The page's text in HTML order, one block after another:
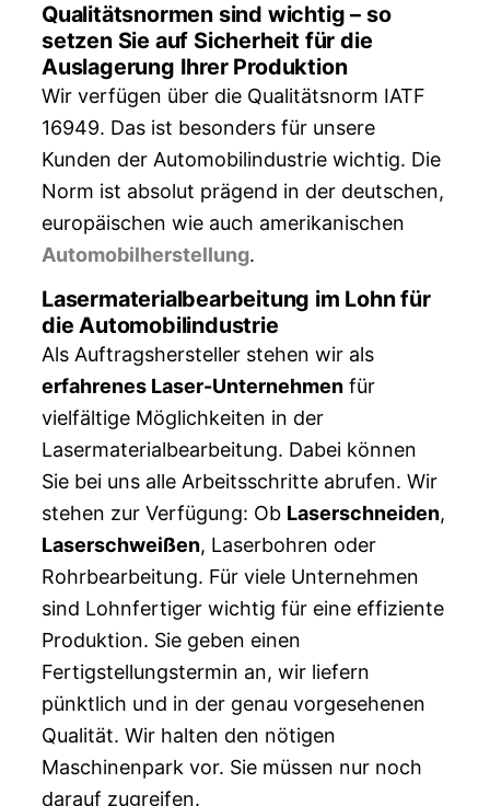
Qualitätsnormen sind wichtig – so
setzen Sie auf Sicherheit für die
Auslagerung Ihrer Produktion
Wir verfügen über die Qualitätsnorm IATF
16949. Das ist besonders für unsere
Kunden der Automobilindustrie wichtig. Die
Norm ist absolut prägend in der deutschen,
europäischen wie auch amerikanischen
Automobilherstellung.
Lasermaterialbearbeitung im Lohn für
die Automobilindustrie
Als Auftragshersteller stehen wir als
erfahrenes Laser-Unternehmen für
vielfältige Möglichkeiten in der
Lasermaterialbearbeitung. Dabei können
Sie bei uns alle Arbeitsschritte abrufen. Wir
stehen zur Verfügung: Ob Laserschneiden,
Laserschweißen, Laserbohren oder
Rohrbearbeitung. Für viele Unternehmen
sind Lohnfertiger wichtig für eine effiziente
Produktion. Sie geben einen
Fertigstellungstermin an, wir liefern
pünktlich und in der genau vorgesehenen
Qualität. Wir halten den nötigen
Maschinenpark vor. Sie müssen nur noch
darauf zugreifen.